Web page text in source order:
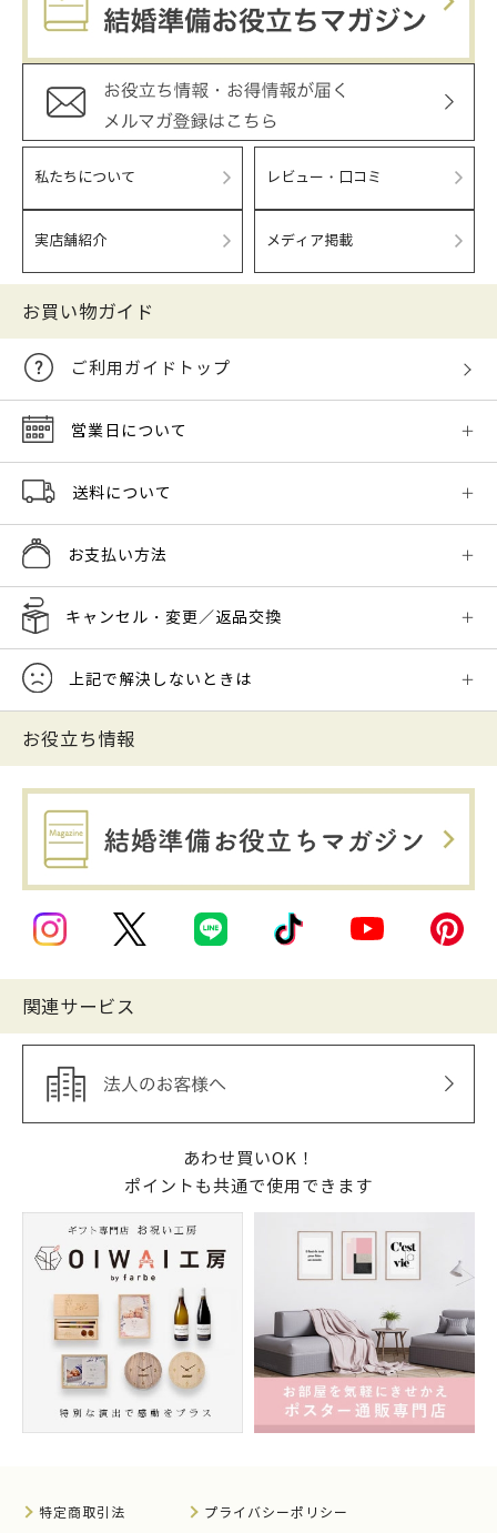
私たちについて レビュー・口コミ
実店舗紹介 メディア掲載
お買い物ガイド
ご利用ガイドトップ
営業日について
送料について
お支払い方法
キャンセル・変更／返品交換
上記で解決しないときは
お役立ち情報
関連サービス
あわせ買いOK！
ポイントも共通で使用できます
特定商取引法 プライバシーポリシー